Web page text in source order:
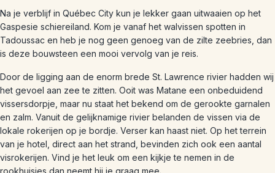
Na je verblijf in Québec City kun je lekker gaan uitwaaien op het
Gaspesie schiereiland. Kom je vanaf het walvissen spotten in
Tadoussac en heb je nog geen genoeg van de zilte zeebries, dan
is deze bouwsteen een mooi vervolg van je reis.
Door de ligging aan de enorm brede St. Lawrence rivier hadden wij
het gevoel aan zee te zitten. Ooit was Matane een onbeduidend
vissersdorpje, maar nu staat het bekend om de gerookte garnalen
en zalm. Vanuit de gelijknamige rivier belanden de vissen via de
lokale rokerijen op je bordje. Verser kan haast niet. Op het terrein
van je hotel, direct aan het strand, bevinden zich ook een aantal
visrokerijen. Vind je het leuk om een kijkje te nemen in de
rookhuisjes dan neemt hij je graag mee.